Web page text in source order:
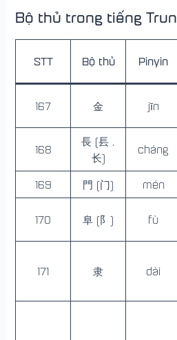
Bộ thủ trong tiếng
STT Bộ thủ Pinyin
167 金 jīn
168
長 (镸 ,
长)
cháng
169 門 (门) mén
170 阜 (阝) fù
171 隶 dài